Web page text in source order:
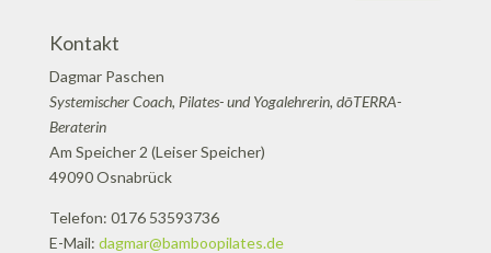
Kontakt
Dagmar Paschen
Systemischer Coach, Pilates- und Yogalehrerin, dōTERRA-
Beraterin
Am Speicher 2 (Leiser Speicher)
49090 Osnabrück
Telefon: 0176 53593736
E-Mail: dagmar@bamboopilates.de